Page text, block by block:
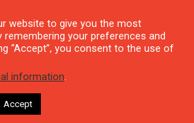
website to give you the most
remembering your preferences and
“Accept”, you consent to the use of
information.
Accept